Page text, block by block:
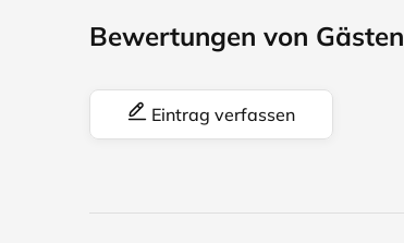
Bewertungen von Gästen
Eintrag verfassen